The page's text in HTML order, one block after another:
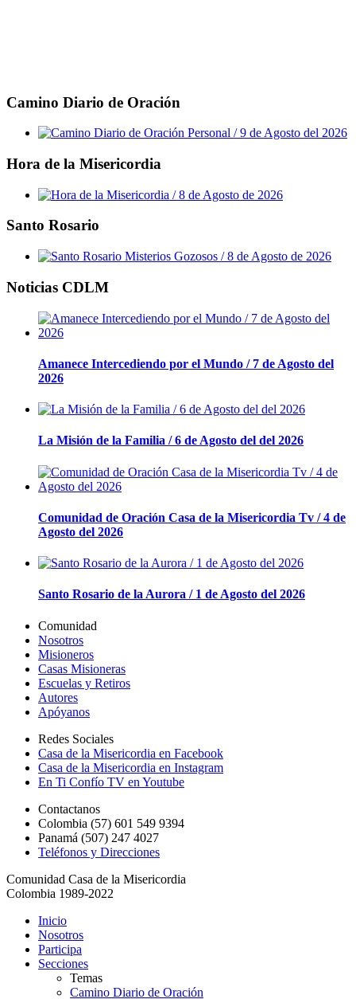
Camino Diario de Oración
Hora de la Misericordia
Santo Rosario
Noticias CDLM
Amanece Intercediendo por el Mundo / 7 de Agosto del
2026
La Misión de la Familia / 6 de Agosto del del 2026
Comunidad de Oración Casa de la Misericordia Tv / 4 de
Agosto del 2026
Santo Rosario de la Aurora / 1 de Agosto del 2026
Comunidad
Nosotros
Misioneros
Casas Misioneras
Escuelas y Retiros
Autores
Apóyanos
Redes Sociales
Casa de la Misericordia en Facebook
Casa de la Misericordia en Instagram
En Ti Confío TV en Youtube
Contactanos
Colombia (57) 601 549 9394
Panamá (507) 247 4027
Teléfonos y Direcciones
Comunidad Casa de la Misericordia
Colombia 1989-2022
Inicio
Nosotros
Participa
Secciones
Temas
Camino Diario de Oración